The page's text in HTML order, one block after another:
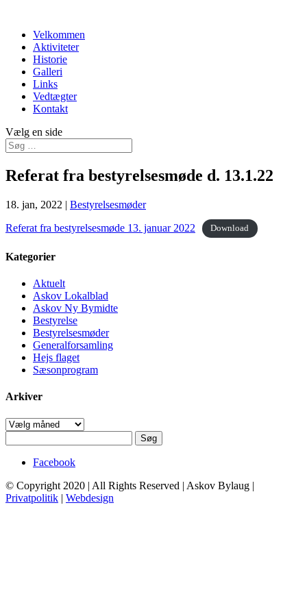
Velkommen
Aktiviteter
Historie
Galleri
Links
Vedtægter
Kontakt
Vælg en side
Referat fra bestyrelsesmøde d. 13.1.22
18. jan, 2022 | Bestyrelsesmøder
Referat fra bestyrelsesmøde 13. januar 2022
Download
Kategorier
Aktuelt
Askov Lokalblad
Askov Ny Bymidte
Bestyrelse
Bestyrelsesmøder
Generalforsamling
Hejs flaget
Sæsonprogram
Arkiver
Arkiver
efter:
Facebook
© Copyright 2020 | All Rights Reserved | Askov Bylaug |
Privatpolitik | Webdesign